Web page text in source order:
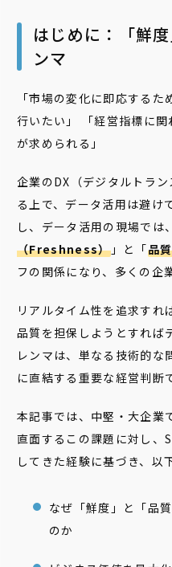
はじめに：「鮮
ンマ
「市場の変化に即応する
行いたい」 「経営指標に
が求められる」
企業のDX（デジタルトラ
る上で、データ活用は避け
し、データ活用の現場では
（Freshness）」と「品
フの関係になり、多くの企
リアルタイム性を追求すれ
品質を担保しようとすれば
レンマは、単なる技術的な
に直結する重要な経営判断
本記事では、中堅・大企業
直面するこの課題に対し、
してきた経験に基づき、以
なぜ「鮮度」と「品
のか